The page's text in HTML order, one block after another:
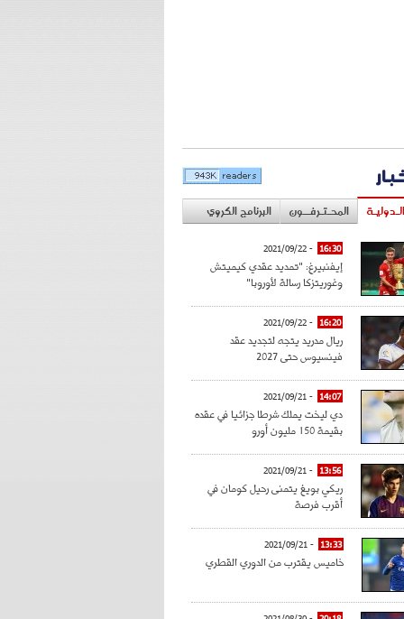
المحـتـرفــون البرنامج الكروي
16:30
- 2021/09/22
إيفنبيرغ: "تمديد عقدي كيميتش
وغوريتزكا رسالة لأوروبا"
16:20
- 2021/09/22
ريال مدريد يتجه لتجديد عقد
فينسيوس حتى 2027
14:07
- 2021/09/21
دي ليخت يملك شرطا جزائيا في عقده
بقيمة 150 مليون أورو
13:56
- 2021/09/21
ريكي بويغ يتمنى رحيل كومان في
أقرب فرصة
13:33
- 2021/09/21
خاميس يقترب من الدوري القطري